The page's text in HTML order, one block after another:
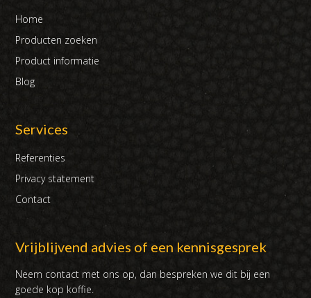
Home
Producten zoeken
Product informatie
Blog
Services
Referenties
Privacy statement
Contact
Vrijblijvend advies of een kennisgesprek
Neem contact met ons op, dan bespreken we dit bij een
goede kop koffie.